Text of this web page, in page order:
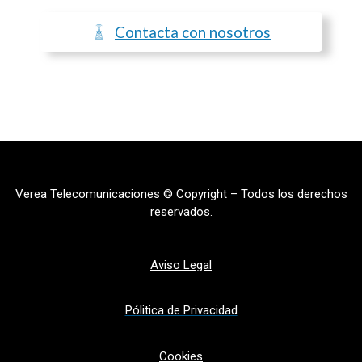
Contacta con nosotros
Verea Telecomunicaciones © Copyright – Todos los derechos
reservados.
Aviso Legal
Pólitica de Privacidad
Cookies